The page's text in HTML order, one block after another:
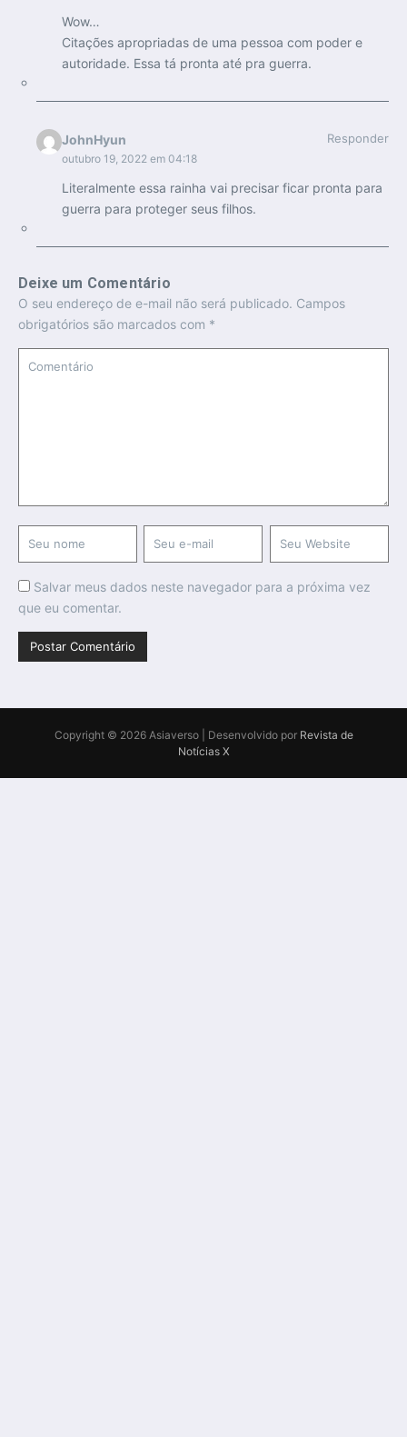
Wow…
Citações apropriadas de uma pessoa com poder e
autoridade. Essa tá pronta até pra guerra.
JohnHyun
outubro 19, 2022 em 04:18
Responder
Literalmente essa rainha vai precisar ficar pronta para
guerra para proteger seus filhos.
Deixe um Comentário
O seu endereço de e-mail não será publicado. Campos
obrigatórios são marcados com *
Salvar meus dados neste navegador para a próxima vez
que eu comentar.
Copyright © 2026 Asiaverso | Desenvolvido por Revista de
Notícias X